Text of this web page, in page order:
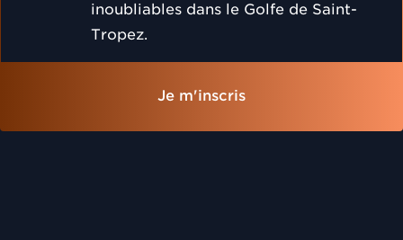
inoubliables dans le Golfe de Saint-
Tropez.
Je m'inscris